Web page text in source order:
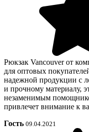
Рюкзак Vancouver от
для оптовых
надежной продукции с
и прочному материалу,
незаменимым
привлечет внимание к
Гость 09.04.2021